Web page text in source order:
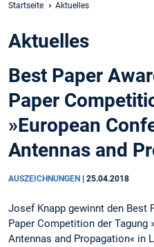
Startseite Aktuelles
Aktuelles
Best Paper
Paper
»European
Antennas and
AUSZEICHNUNGEN 25.04.2018
Josef Knapp gewinnt den Best
Paper Competition der Tagung
Antennas and Propagation« in